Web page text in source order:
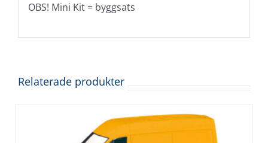
OBS! Mini Kit = byggsats
Relaterade produkter